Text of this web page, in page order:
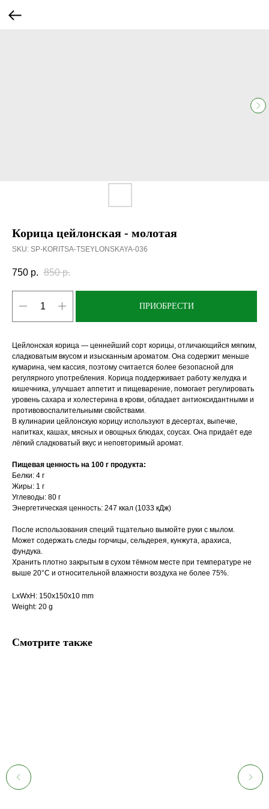
Корица цейлонская - молотая
SKU: SP-KORITSA-TSEYLONSKAYA-036
750 р. 850 р.
ПРИОБРЕСТИ
Цейлонская корица — ценнейший сорт корицы, отличающийся мягким,
сладковатым вкусом и изысканным ароматом. Она содержит меньше
кумарина, чем кассия, поэтому считается более безопасной для
регулярного употребления. Корица поддерживает работу желудка и
кишечника, улучшает аппетит и пищеварение, помогает регулировать
уровень сахара и холестерина в крови, обладает антиоксидантными и
противовоспалительными свойствами.
В кулинарии цейлонскую корицу используют в десертах, выпечке,
напитках, кашах, мясных и овощных блюдах, соусах. Она придаёт еде
лёгкий сладковатый вкус и неповторимый аромат.
Пищевая ценность на 100 г продукта:
Белки: 4 г
Жиры: 1 г
Углеводы: 80 г
Энергетическая ценность: 247 ккал (1033 кДж)
После использования специй тщательно вымойте руки с мылом.
Может содержать следы горчицы, сельдерея, кунжута, арахиса,
фундука.
Хранить плотно закрытым в сухом тёмном месте при температуре не
выше 20°С и относительной влажности воздуха не более 75%.
LxWxH: 150x150x10 mm
Weight: 20 g
Смотрите также